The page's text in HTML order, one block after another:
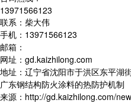
13971566123
联系：柴大伟
手机：13971566123
邮箱：
网址：gd.kaizhilong.com
地址：辽宁省沈阳市于洪区东平湖
广东钢结构防火涂料的热防护机制
来源：http://gd.kaizhilong.com/